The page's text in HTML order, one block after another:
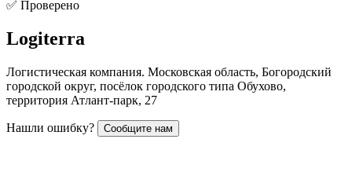
✅ Проверено
Logiterra
Логистическая компания. Московская область, Богородский
городской округ, посёлок городского типа Обухово,
территория Атлант-парк, 27
Нашли ошибку? Сообщите нам